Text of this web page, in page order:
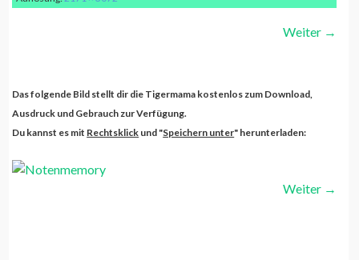
Weiter →
Notenmemory
Das folgende Bild stellt dir die Tigermama kostenlos zum Download,
Ausdruck und Gebrauch zur Verfügung.
Du kannst es mit Rechtsklick und "Speichern unter" herunterladen:
Weiter →